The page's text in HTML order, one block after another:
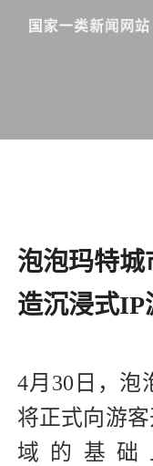
泡泡玛特
造沉浸式IP
4月30日，泡
将正式向游
域的基础